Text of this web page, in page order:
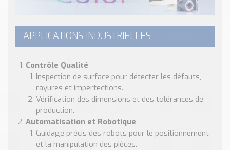
APPLICATIONS INDUSTRIELLES
Contrôle Qualité
Inspection de surface pour détecter les défauts,
rayures et imperfections.
Vérification des dimensions et des tolérances de
production.
Automatisation et Robotique
Guidage précis des robots pour le positionnement
et la manipulation des pièces.